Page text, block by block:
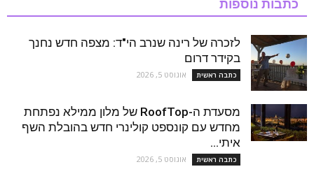
כתבות נוספות
לזכרה של רינה שנרב הי"ד: מצפה חדש נחנך
בקידר דרום
כתבה ראשית אוגוסט 5, 2026
מסעדת ה-RoofTop של מלון ממילא נפתחת
מחדש עם קונספט קולינרי חדש בהובלת השף
איתי...
כתבה ראשית אוגוסט 5, 2026